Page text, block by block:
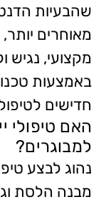
שהבעיות
מאוחרים
מקצועי, נגיש
באמצעות
חדישים
האם טיפולי
למבוגרים?
נהוג לבצע
מבנה הלסת